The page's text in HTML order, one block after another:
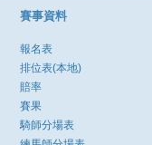
賽事資料
報名表
排位表(本地)
賠率
賽果
騎師分場表